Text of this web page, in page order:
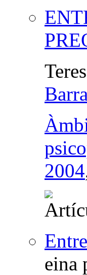
2004
eina